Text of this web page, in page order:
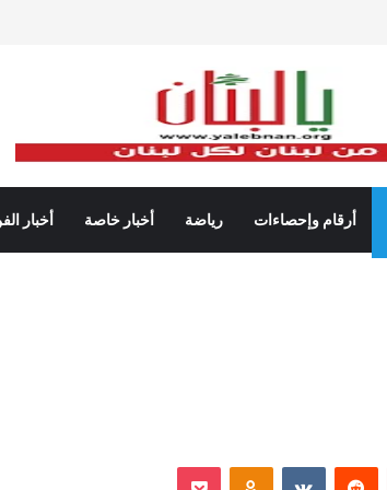
أرقام وإحصاءات رياضة أخبار خاصة أخبار
بينتيريست ‏VKontakte